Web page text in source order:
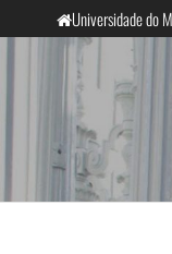
para
Universidade do